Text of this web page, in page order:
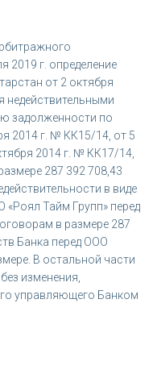
2019 г. определение
от 2 октября
недействительными
задолженности по
2014 г. № КК15/14, от 5
2014 г. № КК17/14,
287 392 708,43
в виде
Тайм Групп» перед
в размере 287
Банка перед ООО
В остальной части
изменения,
управляющего Банком